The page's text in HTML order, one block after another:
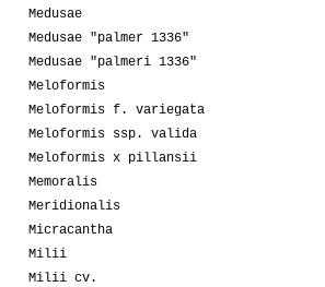
Medusae
Medusae "palmer 1336"
Medusae "palmeri 1336"
Meloformis
Meloformis f. variegata
Meloformis ssp. valida
Meloformis x pillansii
Memoralis
Meridionalis
Micracantha
Milii
Milii cv.